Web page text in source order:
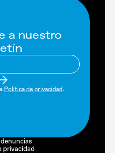
a nuestro
Política de privacidad.
privacidad